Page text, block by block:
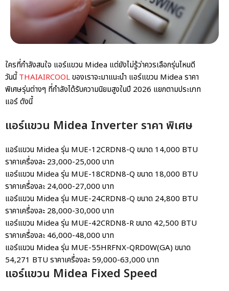
ใครที่กำลังสนใจ แอร์แขวน Midea แต่ยังไม่รู้ว่าควรเลือกรุ่นไหนดี
วันนี้THAIAIRCOOLของเราจะมาแนะนำ แอร์แขวน Midea ราคา
พิเศษรุ่นต่างๆ ที่กำลังได้รับความนิยมสูงในปี 2026 แยกตามประเภท
แอร์ ดังนี้
แอร์แขวน Midea Inverter ราคา พิเศษ
แอร์แขวน Midea รุ่น MUE-12CRDN8-Q ขนาด 14,000 BTU
ราคาเครื่องละ 23,000-25,000 บาท
แอร์แขวน Midea รุ่น MUE-18CRDN8-Q ขนาด 18,000 BTU
ราคาเครื่องละ 24,000-27,000 บาท
แอร์แขวน Midea รุ่น MUE-24CRDN8-Q ขนาด 24,800 BTU
ราคาเครื่องละ 28,000-30,000 บาท
แอร์แขวน Midea รุ่น MUE-42CRDN8-R ขนาด 42,500 BTU
ราคาเครื่องละ 46,000-48,000 บาท
แอร์แขวน Midea รุ่น MUE-55HRFNX-QRD0W(GA) ขนาด
54,271 BTU ราคาเครื่องละ 59,000-63,000 บาท
แอร์แขวน Midea Fixed Speed